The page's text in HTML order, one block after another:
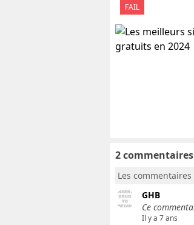
FAIL
2 commentaires
Les
GHB
Ce
Il y a 7 ans